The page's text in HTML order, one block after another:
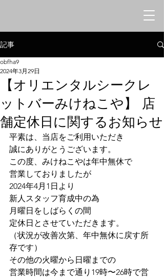
記事
【オリエンタルシークレ
ットバーみけねこや】 店
舗定休日に関するお知らせ
obfha9
2024年3月29日
平素は、当店をご利用いただき
誠にありがとうございます。
この度、みけねこやは年中無休で
営業しておりましたが
2024年4月1日より
新人スタッフ育成中の為
月曜日をしばらくの間
定休日とさせていただきます。
（状況が改善次第、年中無休に戻す所
存です）
その他の火曜から日曜までの
営業時間は今まで通り19時〜26時で営